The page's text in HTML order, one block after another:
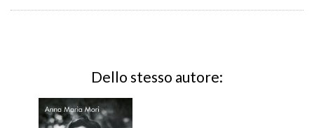
Dello stesso autore: